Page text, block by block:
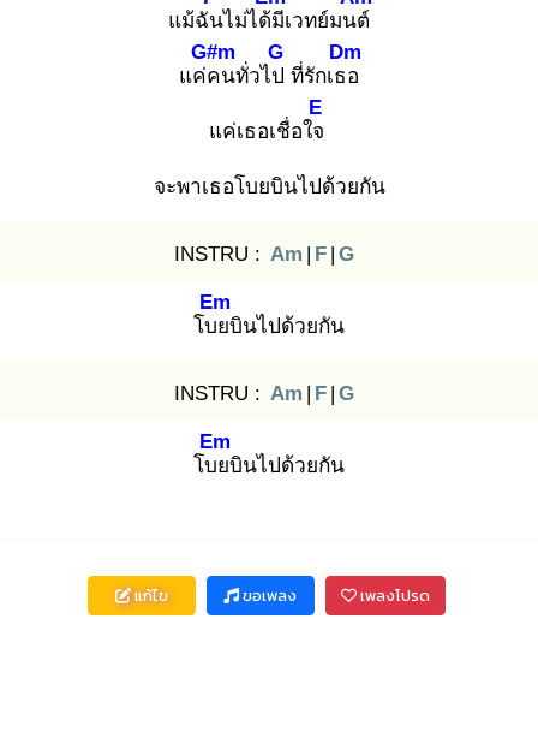
แม้ฉันไม่ได้มีเวทย์มนต์
แค่ค
G#m
นทั่วไป
G
ที่รักเธอ
Dm
แค่เธอเชื่อใจ
E
จะพาเธอโบยบินไปด้วยกัน
INSTRU : Am | F | G
โบย
Em
บินไปด้วยกัน
INSTRU : Am | F | G
โบย
Em
บินไปด้วยกัน
แก้ไข ขอเพลง เพลงโปรด